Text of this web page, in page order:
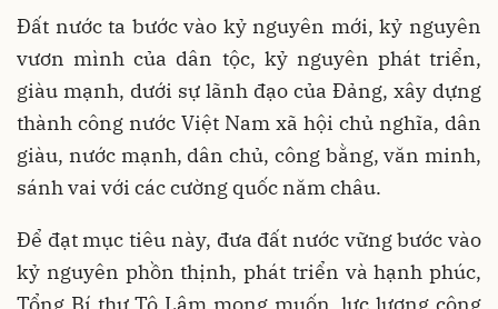
Đất nước ta bước vào kỷ nguyên mới, kỷ nguyên
vươn mình của dân tộc, kỷ nguyên phát triển,
giàu mạnh, dưới sự lãnh đạo của Đảng, xây dựng
thành công nước Việt Nam xã hội chủ nghĩa, dân
giàu, nước mạnh, dân chủ, công bằng, văn minh,
sánh vai với các cường quốc năm châu.
Để đạt mục tiêu này, đưa đất nước vững bước vào
kỷ nguyên phồn thịnh, phát triển và hạnh phúc,